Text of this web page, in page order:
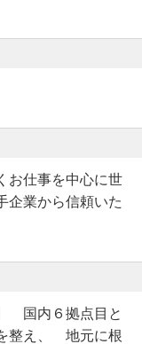
お仕事を中心に世
業から信頼いた
国内６拠点目と
整え、 地元に根